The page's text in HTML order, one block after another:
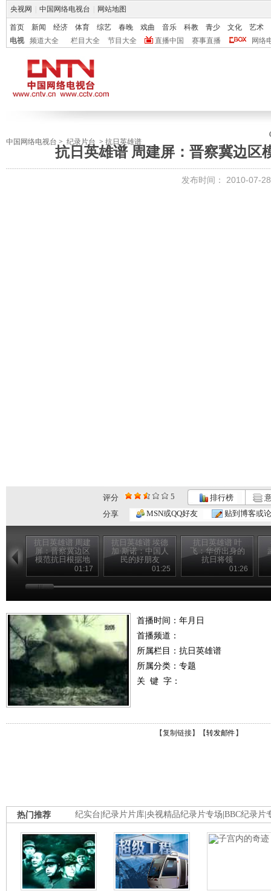
央视网 中国网络电视台 网站地图
首页 新闻 经济 体育 综艺 春晚 戏曲 音乐 科教 青少 文化
艺术
电视
频道大全 栏目大全 节目大全 直播中国 赛事直播 网络
中国网络电视台 > 纪录片台 > 抗日英雄谱
抗日英雄谱 周建屏：晋察冀边区
发布时间： 2010-07-
评分 5 排行榜
分享
MSN或QQ好友 贴到博客或
抗日英雄谱 周建
屏：晋察冀边区
模范抗日根据地
的创建人01:17
抗日英雄谱 埃德
加·斯诺：中国人
民的好朋友
01:25
抗日英雄谱 叶
飞：华侨出身的
抗日将领
01:26
首播时间：年月日
首播频道：
所属栏目： 抗日英雄谱
所属分类：专题
关 键 字：
【复制链接】【转发邮件 】
纪实台 纪录片片库 央视精品纪录片专场 BBC纪录片
热门推荐